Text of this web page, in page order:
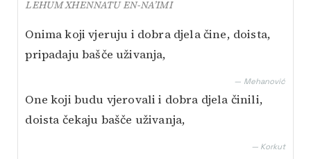
LEHUM XHENNATU EN-NA’IMI
Onima koji vjeruju i dobra djela čine, doista,
pripadaju bašče uživanja,
— Mehanović
One koji budu vjerovali i dobra djela činili,
doista čekaju bašče uživanja,
— Korkut